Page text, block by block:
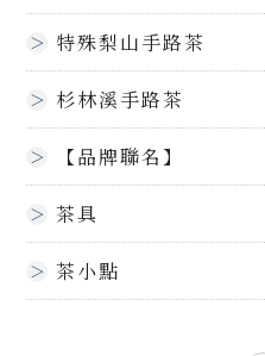
特殊梨山手路茶
杉林溪手路茶
【品牌聯名】
茶具
茶小點